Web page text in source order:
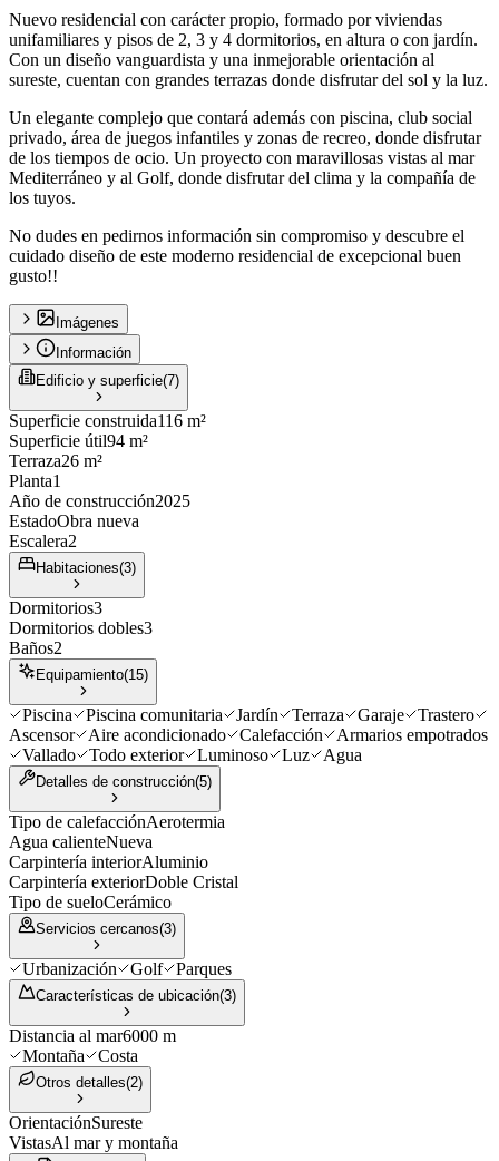
Nuevo residencial con carácter propio, formado por viviendas
unifamiliares y pisos de 2, 3 y 4 dormitorios, en altura o con jardín.
Con un diseño vanguardista y una inmejorable orientación al
sureste, cuentan con grandes terrazas donde disfrutar del sol y la luz.
Un elegante complejo que contará además con piscina, club social
privado, área de juegos infantiles y zonas de recreo, donde disfrutar
de los tiempos de ocio. Un proyecto con maravillosas vistas al mar
Mediterráneo y al Golf, donde disfrutar del clima y la compañía de
los tuyos.
No dudes en pedirnos información sin compromiso y descubre el
cuidado diseño de este moderno residencial de excepcional buen
gusto!!
Imágenes
Información
Edificio y superficie(7)
Superficie construida116 m²
Superficie útil94 m²
Terraza26 m²
Planta1
Año de construcción2025
EstadoObra nueva
Escalera2
Habitaciones(3)
Dormitorios3
Dormitorios dobles3
Baños2
Equipamiento(15)
Piscina Piscina comunitaria Jardín Terraza Garaje
Trastero
Ascensor
Aire acondicionado Calefacción
Armarios empotrados
Vallado
Todo exterior Luminoso Luz Agua
Detalles de construcción(5)
Tipo de calefacciónAerotermia
Agua calienteNueva
Carpintería interiorAluminio
Carpintería exteriorDoble Cristal
Tipo de sueloCerámico
Servicios cercanos(3)
Urbanización Golf Parques
Características de ubicación(3)
Distancia al mar6000 m
Montaña
Costa
Otros detalles(2)
OrientaciónSureste
VistasAl mar y montaña